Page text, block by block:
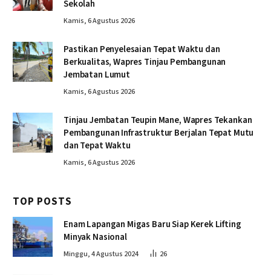
Sekolah
Kamis, 6 Agustus 2026
Pastikan Penyelesaian Tepat Waktu dan
Berkualitas, Wapres Tinjau Pembangunan
Jembatan Lumut
Kamis, 6 Agustus 2026
Tinjau Jembatan Teupin Mane, Wapres Tekankan
Pembangunan Infrastruktur Berjalan Tepat Mutu
dan Tepat Waktu
Kamis, 6 Agustus 2026
TOP POSTS
Enam Lapangan Migas Baru Siap Kerek Lifting
Minyak Nasional
Minggu, 4 Agustus 2024 26